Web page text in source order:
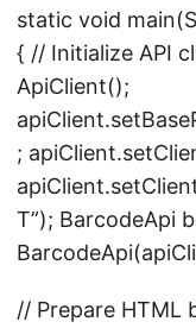
static void
{ // Initialize API
ApiClient();
;
T”); BarcodeApi
// Prepare HTML